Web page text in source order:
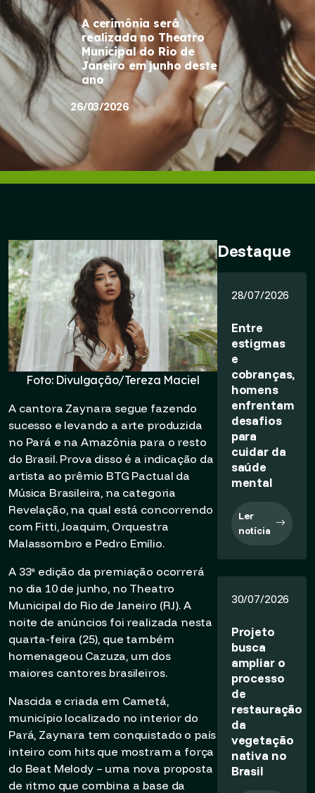
A cerimônia será
realizada no Theatro
Municipal do Rio de
Janeiro em junho deste
ano
26/03/2026
Foto: Divulgação/Tereza Maciel
A cantora Zaynara segue fazendo
sucesso e levando a arte produzida
no Pará e na Amazônia para o resto
do Brasil. Prova disso é a indicação da
artista ao prêmio BTG Pactual da
Música Brasileira, na categoria
Revelação, na qual está concorrendo
com Fitti, Joaquim, Orquestra
Malassombro e Pedro Emílio.
A 33ª edição da premiação ocorrerá
no dia 10 de junho, no Theatro
Municipal do Rio de Janeiro (RJ). A
noite de anúncios foi realizada nesta
quarta-feira (25), que também
homenageou Cazuza, um dos
maiores cantores brasileiros.
Nascida e criada em Cametá,
município localizado no interior do
Pará, Zaynara tem conquistado o país
inteiro com hits que mostram a força
do Beat Melody – uma nova proposta
de ritmo que combina a base da
Destaque
28/07/2026
Entre
estigmas
e
cobranças,
homens
enfrentam
desafios
para
cuidar da
saúde
mental
Ler
notícia
30/07/2026
Projeto
busca
ampliar o
processo
de
restauração
da
vegetação
nativa no
Brasil